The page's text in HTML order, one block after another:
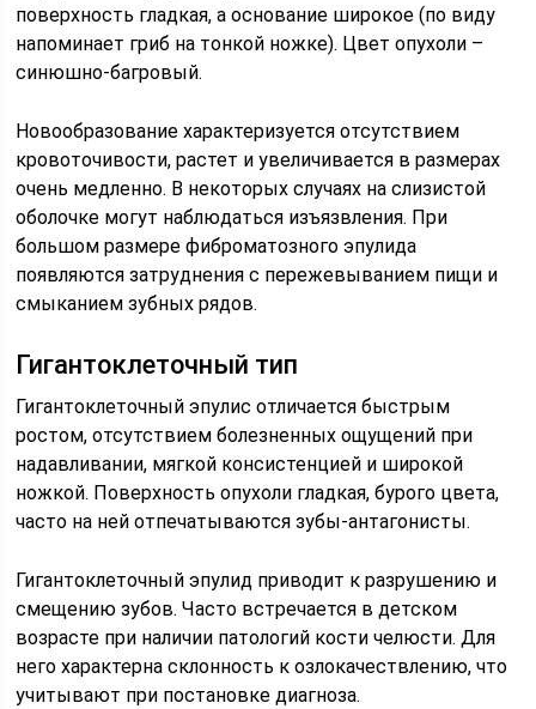
поверхность гладкая, а основание широкое (по виду
напоминает гриб на тонкой ножке). Цвет опухоли –
синюшно-багровый.
Новообразование характеризуется отсутствием
кровоточивости, растет и увеличивается в размерах
очень медленно. В некоторых случаях на слизистой
оболочке могут наблюдаться изъязвления. При
большом размере фиброматозного эпулида
появляются затруднения с пережевыванием пищи и
смыканием зубных рядов.
Гигантоклеточный тип
Гигантоклеточный эпулис отличается быстрым
ростом, отсутствием болезненных ощущений при
надавливании, мягкой консистенцией и широкой
ножкой. Поверхность опухоли гладкая, бурого цвета,
часто на ней отпечатываются зубы-антагонисты.
Гигантоклеточный эпулид приводит к разрушению и
смещению зубов. Часто встречается в детском
возрасте при наличии патологий кости челюсти. Для
него характерна склонность к озлокачествлению, что
учитывают при постановке диагноза.